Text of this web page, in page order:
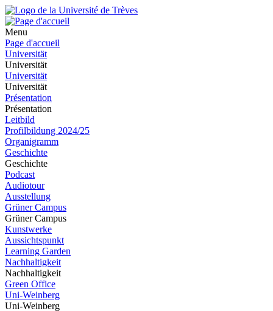
Menu
Page d'accueil
Universität
Universität
Universität
Universität
Présentation
Présentation
Leitbild
Profilbildung 2024/25
Organigramm
Geschichte
Geschichte
Podcast
Audiotour
Ausstellung
Grüner Campus
Grüner Campus
Kunstwerke
Aussichtspunkt
Learning Garden
Nachhaltigkeit
Nachhaltigkeit
Green Office
Uni-Weinberg
Uni-Weinberg